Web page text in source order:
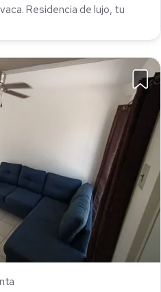
Residencia de lujo, tu